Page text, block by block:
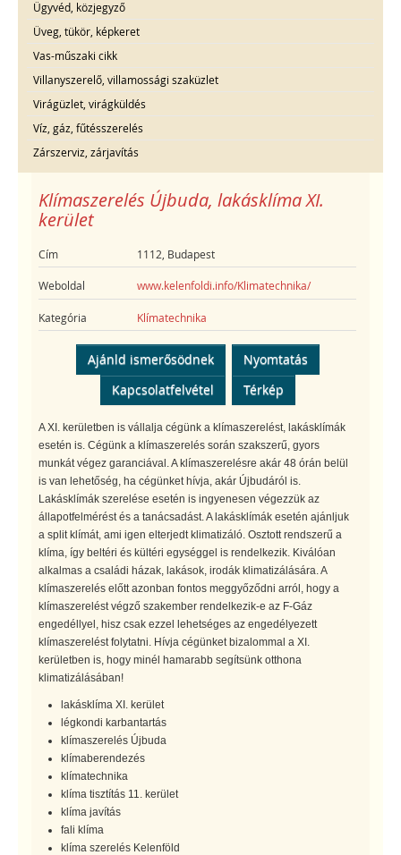
Ügyvéd, közjegyző
Üveg, tükör, képkeret
Vas-műszaki cikk
Villanyszerelő, villamossági szaküzlet
Virágüzlet, virágküldés
Víz, gáz, fűtésszerelés
Zárszerviz, zárjavítás
Klímaszerelés Újbuda, lakásklíma XI.
kerület
Cím 1112, Budapest
Weboldal www.kelenfoldi.info/Klimatechnika/
Kategória Klímatechnika
Ajánld ismerősödnek
Nyomtatás
Kapcsolatfelvétel
Térkép
A XI. kerületben is vállalja cégünk a klímaszerelést, lakásklímák
esetén is. Cégünk a klímaszerelés során szakszerű, gyors
munkát végez garanciával. A klímaszerelésre akár 48 órán belül
is van lehetőség, ha cégünket hívja, akár Újbudáról is.
Lakásklímák szerelése esetén is ingyenesen végezzük az
állapotfelmérést és a tanácsadást. A lakásklímák esetén ajánljuk
a split klímát, ami igen elterjedt klimatizáló. Osztott rendszerű a
klíma, így beltéri és kültéri egységgel is rendelkezik. Kiválóan
alkalmas a családi házak, lakások, irodák klimatizálására. A
klímaszerelés előtt azonban fontos meggyőződni arról, hogy a
klímaszerelést végző szakember rendelkezik-e az F-Gáz
engedéllyel, hisz csak ezzel lehetséges az engedélyezett
klímaszerelést folytatni. Hívja cégünket bizalommal a XI.
kerületben is, hogy minél hamarabb segítsünk otthona
klimatizálásában!
lakásklíma XI. kerület
légkondi karbantartás
klímaszerelés Újbuda
klímaberendezés
klímatechnika
klíma tisztítás 11. kerület
klíma javítás
fali klíma
klíma szerelés Kelenföld